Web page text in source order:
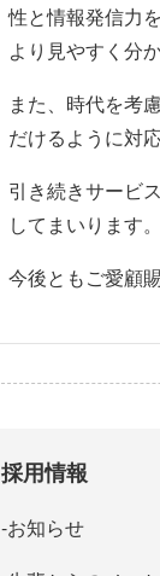
性と情報発信力を
より見やすく分
また、時代を考
だけるように対
引き続きサービ
してまいります。
今後ともご愛顧
採用情報
お知らせ